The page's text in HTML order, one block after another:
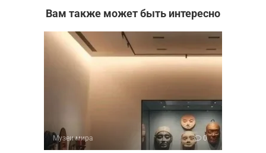
Вам также может быть интересно
Музеи мира 0